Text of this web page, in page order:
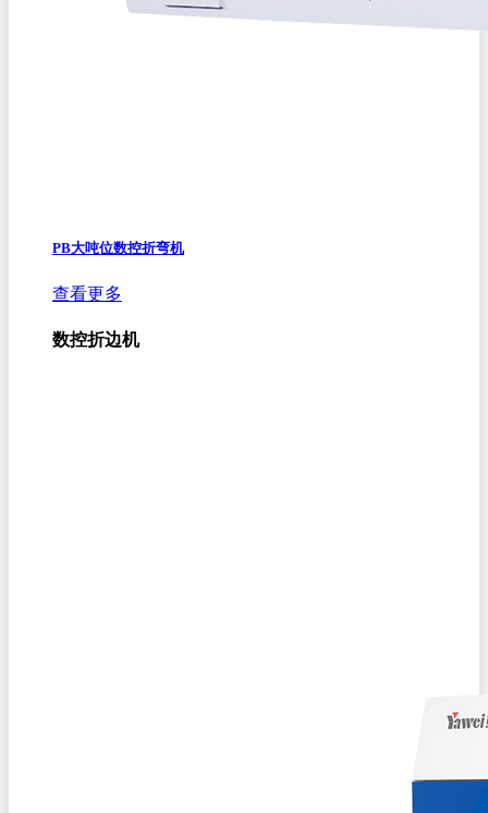
PB大吨位数控折弯机
查看更多
数控折边机